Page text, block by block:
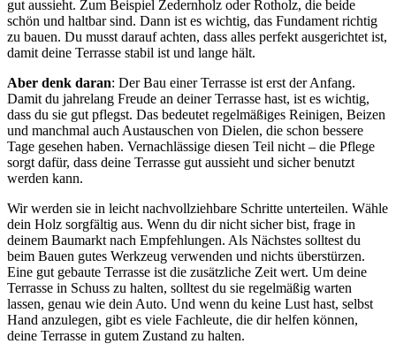
gut aussieht. Zum Beispiel Zedernholz oder Rotholz, die beide
schön und haltbar sind. Dann ist es wichtig, das Fundament richtig
zu bauen. Du musst darauf achten, dass alles perfekt ausgerichtet ist,
damit deine Terrasse stabil ist und lange hält.
Aber denk daran: Der Bau einer Terrasse ist erst der Anfang.
Damit du jahrelang Freude an deiner Terrasse hast, ist es wichtig,
dass du sie gut pflegst. Das bedeutet regelmäßiges Reinigen, Beizen
und manchmal auch Austauschen von Dielen, die schon bessere
Tage gesehen haben. Vernachlässige diesen Teil nicht – die Pflege
sorgt dafür, dass deine Terrasse gut aussieht und sicher benutzt
werden kann.
Wir werden sie in leicht nachvollziehbare Schritte unterteilen. Wähle
dein Holz sorgfältig aus. Wenn du dir nicht sicher bist, frage in
deinem Baumarkt nach Empfehlungen. Als Nächstes solltest du
beim Bauen gutes Werkzeug verwenden und nichts überstürzen.
Eine gut gebaute Terrasse ist die zusätzliche Zeit wert. Um deine
Terrasse in Schuss zu halten, solltest du sie regelmäßig warten
lassen, genau wie dein Auto. Und wenn du keine Lust hast, selbst
Hand anzulegen, gibt es viele Fachleute, die dir helfen können,
deine Terrasse in gutem Zustand zu halten.